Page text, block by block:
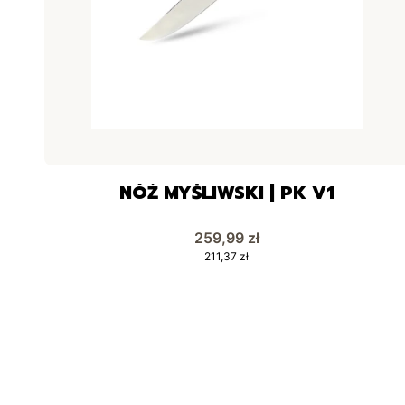
NÓŻ MYŚLIWSKI | PK V1
Cena
259,99 zł
Cena
211,37 zł